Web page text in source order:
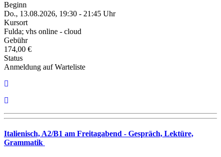
Beginn
Do., 13.08.2026, 19:30 - 21:45 Uhr
Kursort
Fulda; vhs online - cloud
Gebühr
174,00 €
Status
Anmeldung auf Warteliste
Italienisch, A2/B1 am Freitagabend - Gespräch, Lektüre,
Grammatik